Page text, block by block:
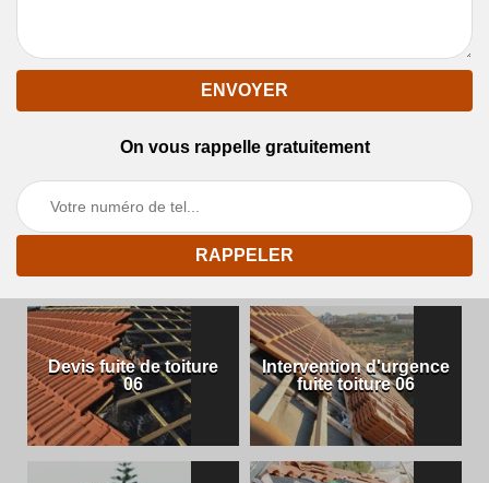
On vous rappelle gratuitement
Devis fuite de toiture
06
Intervention d'urgence
fuite toiture 06